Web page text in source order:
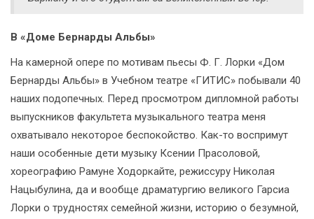
В «Доме Бернарды Альбы»
На камерной опере по мотивам пьесы Ф. Г. Лорки «Дом
Бернарды Альбы» в Учебном театре «ГИТИС» побывали 40
наших подопечных. Перед просмотром дипломной работы
выпускников факультета музыкального театра меня
охватывало некоторое беспокойство. Как-то воспримут
наши особенные дети музыку Ксении Прасоловой,
хореографию Рамуне Ходоркайте, режиссуру Николая
Нацыбулина, да и вообще драматургию великого Гарсиа
Лорки о трудностях семейной жизни, историю о безумной,